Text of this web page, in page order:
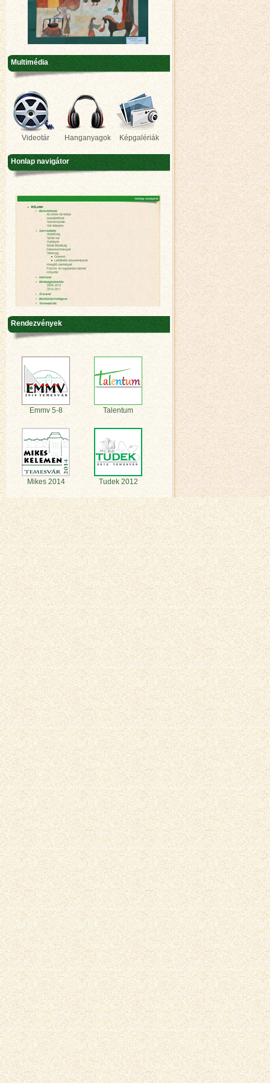
Multimédia
Videotár Hanganyagok Képgalériák
Honlap navigátor
Rendezvények
Emmv 5-8 Talentum
Mikes 2014 Tudek 2012